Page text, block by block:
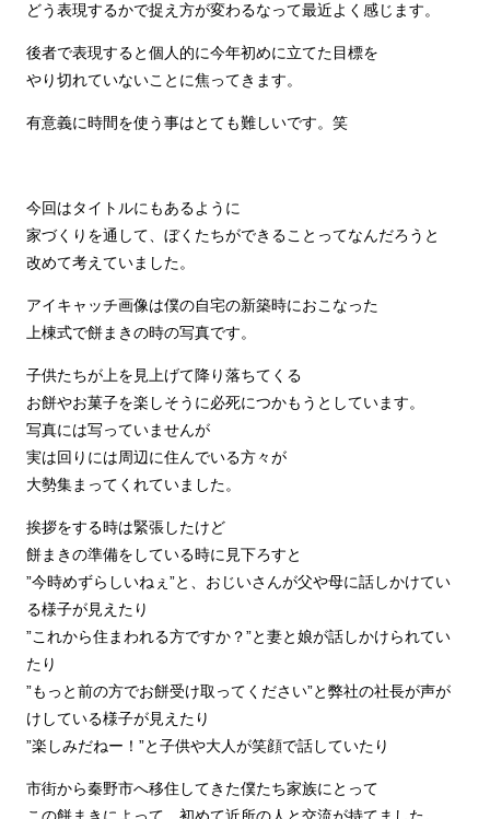
どう表現するかで捉え方が変わるなって最近よく感じます。
後者で表現すると個人的に今年初めに立てた目標を
やり切れていないことに焦ってきます。
有意義に時間を使う事はとても難しいです。笑
今回はタイトルにもあるように
家づくりを通して、ぼくたちができることってなんだろうと
改めて考えていました。
アイキャッチ画像は僕の自宅の新築時におこなった
上棟式で餅まきの時の写真です。
子供たちが上を見上げて降り落ちてくる
お餅やお菓子を楽しそうに必死につかもうとしています。
写真には写っていませんが
実は回りには周辺に住んでいる方々が
大勢集まってくれていました。
挨拶をする時は緊張したけど
餅まきの準備をしている時に見下ろすと
”今時めずらしいねぇ”と、 おじいさんが父や母に話しかけてい
る様子が見えたり
”これから住まわれる方ですか？”と妻と娘が話しかけられてい
たり
”もっと前の方でお餅受け取ってください”と弊社の社長が声が
けしている様子が見えたり
”楽しみだねー！”と子供や大人が笑顔で話していたり
市街から秦野市へ移住してきた僕たち家族にとって